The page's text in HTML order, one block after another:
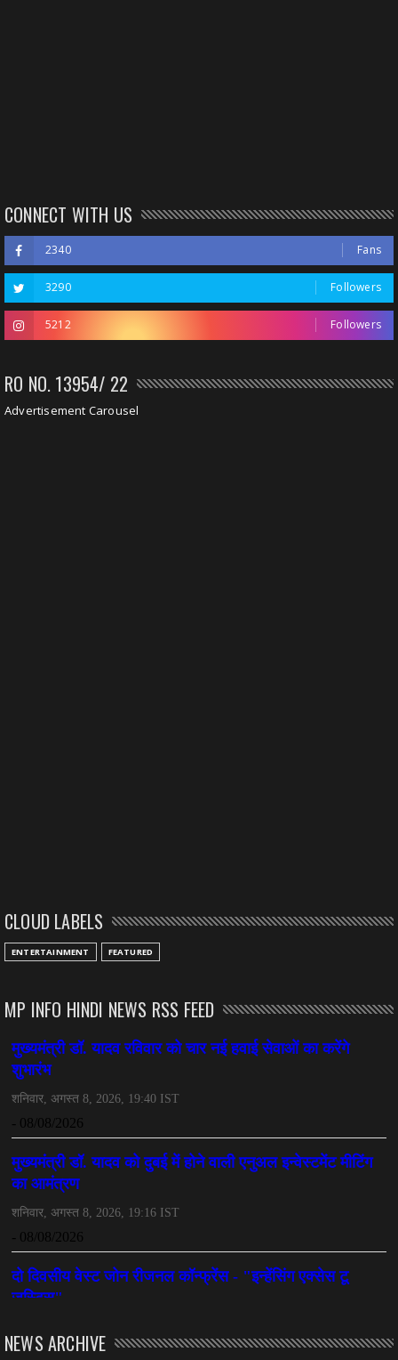
CONNECT WITH US
2340 Fans
3290 Followers
5212 Followers
RO NO. 13954/ 22
Advertisement Carousel
CLOUD LABELS
ENTERTAINMENT FEATURED
MP INFO HINDI NEWS RSS FEED
NEWS ARCHIVE